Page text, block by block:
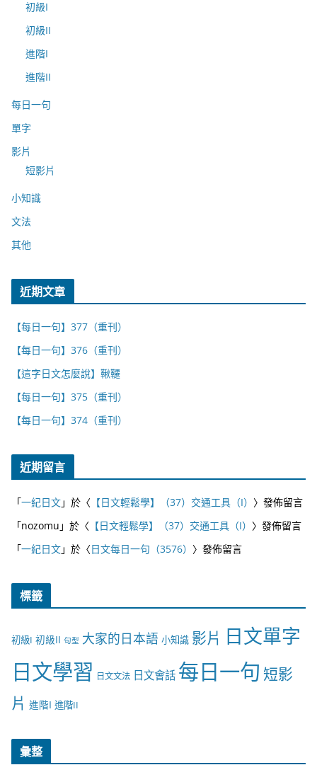
初級I
初級II
進階I
進階II
每日一句
單字
影片
短影片
小知識
文法
其他
近期文章
【每日一句】377（重刊）
【每日一句】376（重刊）
【這字日文怎麼說】鞦韆
【每日一句】375（重刊）
【每日一句】374（重刊）
近期留言
「一紀日文」於〈 【日文輕鬆學】（37）交通工具（I） 〉發佈留言
「nozomu 」於〈 【日文輕鬆學】（37）交通工具（I） 〉發佈留言
「一紀日文」於〈日文每日一句（3576） 〉發佈留言
標籤
初級I 初級II 句型 大家的日本語 小知識 影片 日文單字
日文學習 日文文法 日文會話 每日一句 短影
片 進階I 進階II
彙整